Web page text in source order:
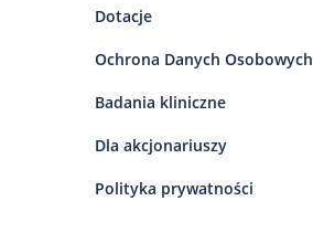
Dotacje
Ochrona Danych Osobowych
Badania kliniczne
Dla akcjonariuszy
Polityka prywatności